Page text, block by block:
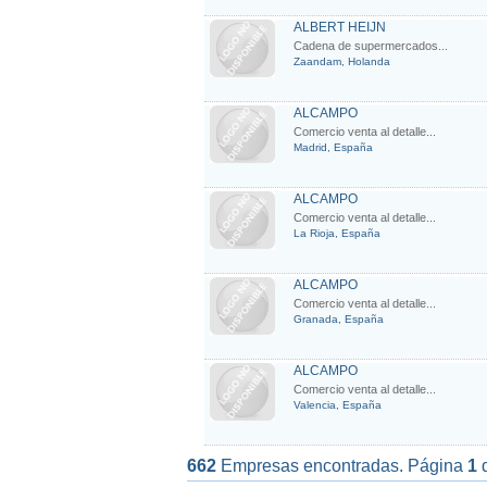
ALBERT HEIJN
Cadena de supermercados...
Zaandam, Holanda
ALCAMPO
Comercio venta al detalle...
Madrid, España
ALCAMPO
Comercio venta al detalle...
La Rioja, España
ALCAMPO
Comercio venta al detalle...
Granada, España
ALCAMPO
Comercio venta al detalle...
Valencia, España
662 Empresas encontradas. Página 1